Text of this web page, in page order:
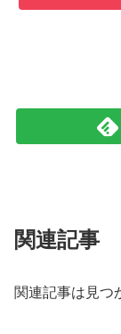
関連記事
関連記事は見つ